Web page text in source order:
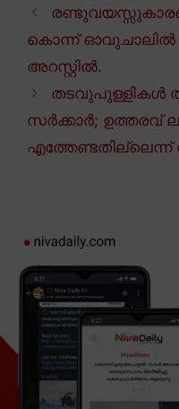
കൊന്ന് ഓവുചാലിൽ
അറസ്റ്റിൽ.
തടവുപുള്ളികൾ
സർക്കാർ; ഉത്തരവ്
എത്തേണ്ടതില്ലെന്ന്